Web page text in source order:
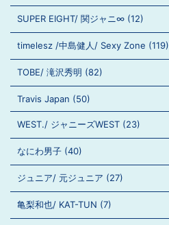
SUPER EIGHT/ 関ジャニ∞ (12)
timelesz /中島健人/ Sexy Zone (119)
TOBE/ 滝沢秀明 (82)
Travis Japan (50)
WEST./ ジャニーズWEST (23)
なにわ男子 (40)
ジュニア/ 元ジュニア (27)
亀梨和也/ KAT-TUN (7)